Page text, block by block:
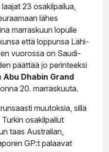
23 osakilpailua,
lähes
marraskuun lopulle
että loppunsa Lähi-
vuorossa on Saudi-
päättää jo perinteeksi
Abu Dhabin Grand
20. marraskuuta.
muutoksia, sillä
osakilpailut
taas Australian,
GP:t palaavat